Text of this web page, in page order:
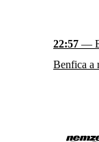
22:57 —
Benfica a